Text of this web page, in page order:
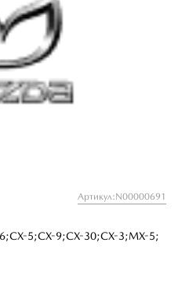
Артикул:N00000691
6;CX-5;CX-9;CX-30;CX-3;MX-5;